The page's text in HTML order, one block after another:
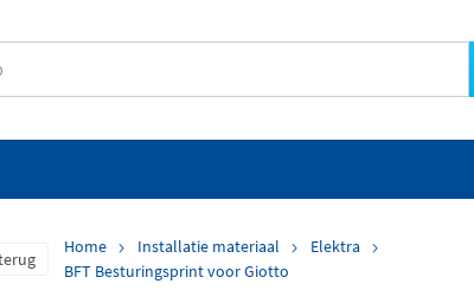
Home Installatie materiaal
Elektra
BFT Besturingsprint voor Giotto